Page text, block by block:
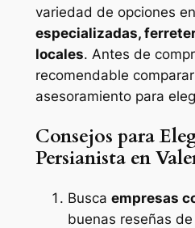
variedad de opciones en
especializadas,
locales. Antes de
recomendable
asesoramiento para
Consejos para
Persianista en
Busca empresas
buenas reseñas